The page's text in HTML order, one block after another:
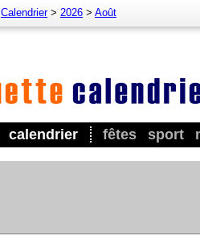
calendrier fêtes sport
Calendrier> 2026 > Août